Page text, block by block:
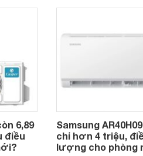
đại.
6,89
điều
Samsung
chỉ hơn 4 triệu,
lượng cho phòng